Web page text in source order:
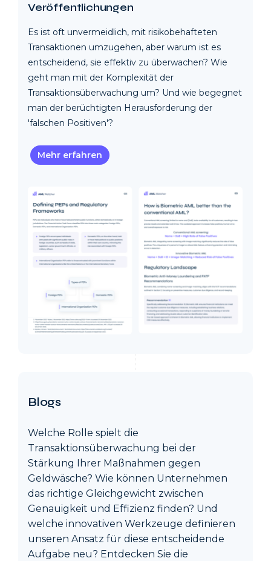
Veröffentlichungen
Es ist oft unvermeidlich, mit risikobehafteten
Transaktionen umzugehen, aber warum ist es
entscheidend, sie effektiv zu überwachen? Wie
geht man mit der Komplexität der
Transaktionsüberwachung um? Und wie begegnet
man der berüchtigten Herausforderung der
'falschen Positiven'?
Mehr erfahren
Blogs
Welche Rolle spielt die
Transaktionsüberwachung bei der
Stärkung Ihrer Maßnahmen gegen
Geldwäsche? Wie können Unternehmen
das richtige Gleichgewicht zwischen
Genauigkeit und Effizienz finden? Und
welche innovativen Werkzeuge definieren
unseren Ansatz für diese entscheidende
Aufgabe neu? Entdecken Sie die